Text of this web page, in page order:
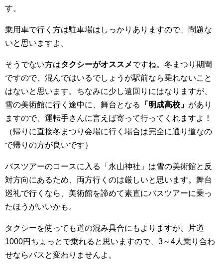
す。
乗用車で行く方は駐車場はしっかりありますので、問題な
いと思いますよ。
そうでない方はタクシーがオススメですね。冬まつり期間
ですので、混んではいるでしょうが駅前なら乗れないこと
はないと思います。ちなみに少し遠回りにはなりますが、
雪の美術館に行く途中に、舞台となる
「明成高校」 があり
ますので、運転手さんに言えば寄って行ってくれますよ！
（帰りに直接冬まつり会場に行く場合は完全に通り道なの
で帰りの方が良いです）
バスツアーのコースに入る「永山神社」は雪の美術館と反
対方向にあるため、両方行くのは厳しいと思います。舞台
巡礼で行くなら、美術館を諦めて素直にバスツアーに乗っ
たほうがいいかも。
タクシーを使っても道の混み具合にもよりますが、片道
1000円ちょっとで乗れると思いますので、3～4人乗り合わ
せならバスと変わりませんよ。